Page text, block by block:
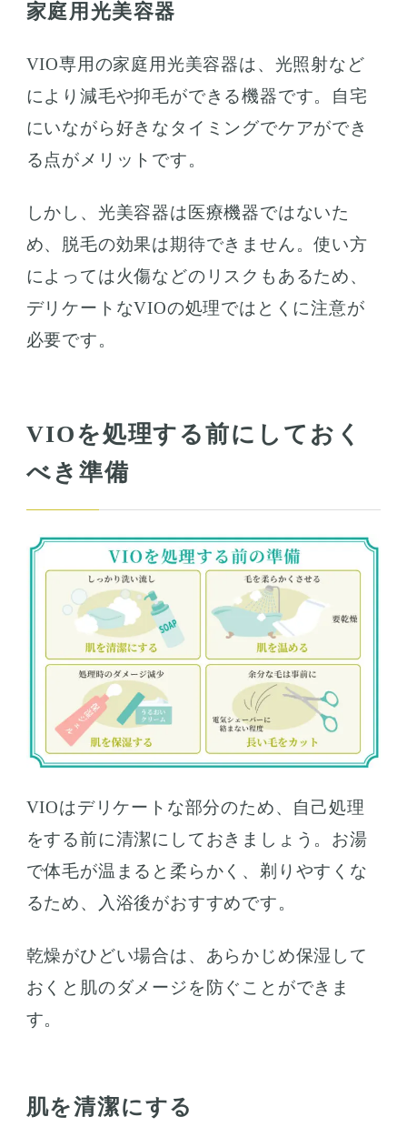
家庭用光美容器
VIO専用の家庭用光美容器は、光照射など
により減毛や抑毛ができる機器です。自宅
にいながら好きなタイミングでケアができ
る点がメリットです。
しかし、光美容器は医療機器ではないた
め、脱毛の効果は期待できません。使い方
によっては火傷などのリスクもあるため、
デリケートなVIOの処理ではとくに注意が
必要です。
VIOを処理する前にしておく
べき準備
VIOはデリケートな部分のため、自己処理
をする前に清潔にしておきましょう。お湯
で体毛が温まると柔らかく、剃りやすくな
るため、入浴後がおすすめです。
乾燥がひどい場合は、あらかじめ保湿して
おくと肌のダメージを防ぐことができま
す。
肌を清潔にする